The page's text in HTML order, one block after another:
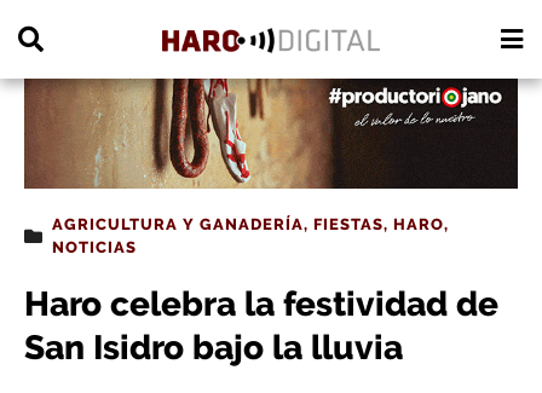
AGRICULTURA Y GANADERÍA, FIESTAS, HARO,
NOTICIAS
Haro celebra la festividad de
San Isidro bajo la lluvia